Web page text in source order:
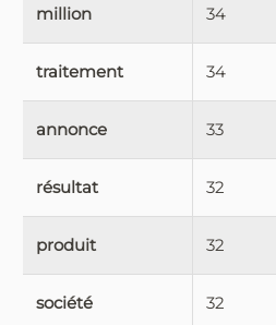
million 34
traitement 34
annonce 33
résultat 32
produit 32
société 32